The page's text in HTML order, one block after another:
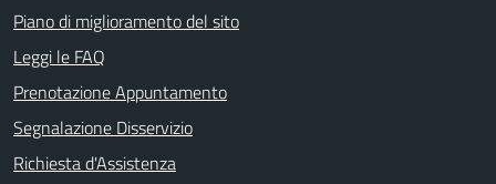
Piano di miglioramento del sito
Leggi le FAQ
Prenotazione Appuntamento
Segnalazione Disservizio
Richiesta d'Assistenza